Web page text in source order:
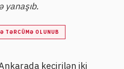
yanaşıb.
TƏRCÜMƏ OLUNUB
keçirilən iki